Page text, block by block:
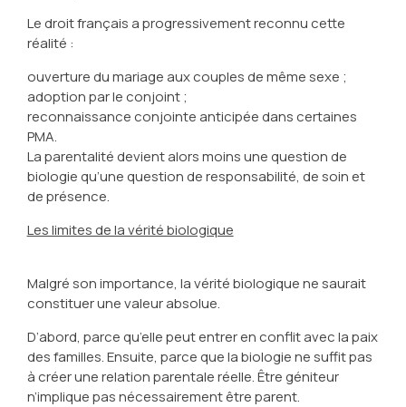
Le droit français a progressivement reconnu cette
réalité :
ouverture du mariage aux couples de même sexe ;
adoption par le conjoint ;
reconnaissance conjointe anticipée dans certaines
PMA.
La parentalité devient alors moins une question de
biologie qu’une question de responsabilité, de soin et
de présence.
Les limites de la vérité biologique
Malgré son importance, la vérité biologique ne saurait
constituer une valeur absolue.
D’abord, parce qu’elle peut entrer en conflit avec la paix
des familles. Ensuite, parce que la biologie ne suffit pas
à créer une relation parentale réelle. Être géniteur
n’implique pas nécessairement être parent.